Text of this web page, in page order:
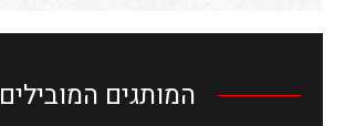
המותגים המובילים